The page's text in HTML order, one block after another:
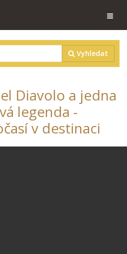
Vyhledat
Diavolo a jedna
legenda -
v destinaci